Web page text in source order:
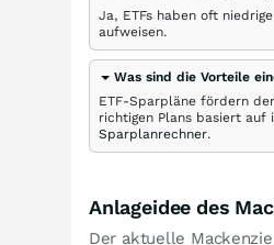
Ja, ETFs haben oft
aufweisen.
Was sind die Vorteile
ETF-Sparpläne fördern
richtigen Plans basiert auf
Sparplanrechner.
Anlageidee des
Der aktuelle